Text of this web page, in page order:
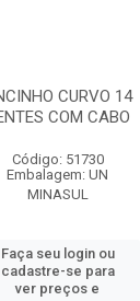
CURVO 14
COM CABO
Código: 51730
Embalagem: UN
MINASUL
Faça seu login ou
cadastre-se para
ver preços e